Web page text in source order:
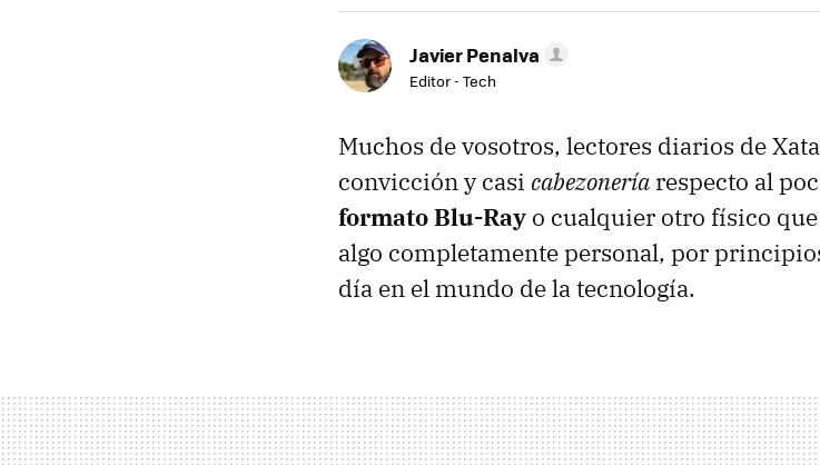
Javier Penalva
Editor - Tech
Muchos de vosotros, lectores diarios de
convicción y casi cabezonería respecto al
formato Blu-Ray o cualquier otro físico
algo completamente personal, por
día en el mundo de la tecnología.